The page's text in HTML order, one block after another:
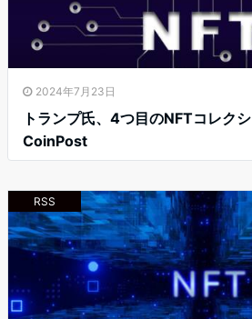
2024年7月23日
トランプ氏、4つ目のNFTコレク
CoinPost
RSS